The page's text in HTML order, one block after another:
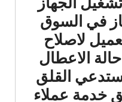
في السوق
لاصلاح
الاعطال
القلق
خدمة عملاء